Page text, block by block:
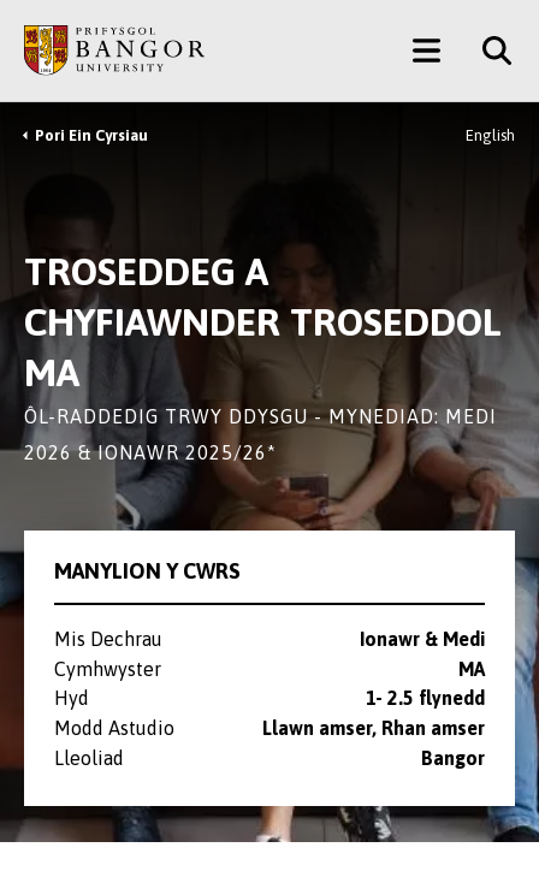
Prif
Gynnwys
Main
Menu
Breadcrumb
Pori Ein Cyrsiau English
TROSEDDEG A
CHYFIAWNDER TROSEDDOL
MA
ÔL-RADDEDIG TRWY DDYSGU - MYNEDIAD: MEDI
2026 & IONAWR 2025/26*
MANYLION Y CWRS
Mis Dechrau
Ionawr & Medi
Cymhwyster
MA
Hyd
1- 2.5 flynedd
Modd Astudio
Llawn amser, Rhan amser
Lleoliad
Bangor